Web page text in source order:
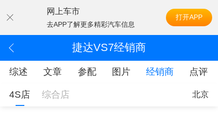
网上车市
去APP了解更多精彩汽车信息
打开APP
捷达VS7经销商
综述 文章 参配 图片 经销商 点评
4S店 综合店 北京